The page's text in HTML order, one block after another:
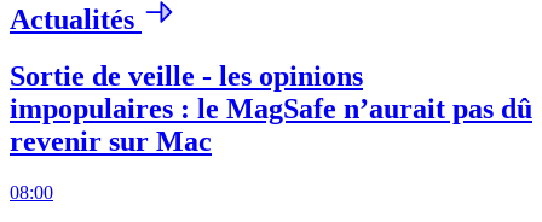
Actualités
Sortie de veille - les opinions
impopulaires : le MagSafe n’aurait pas dû
revenir sur Mac
08:00